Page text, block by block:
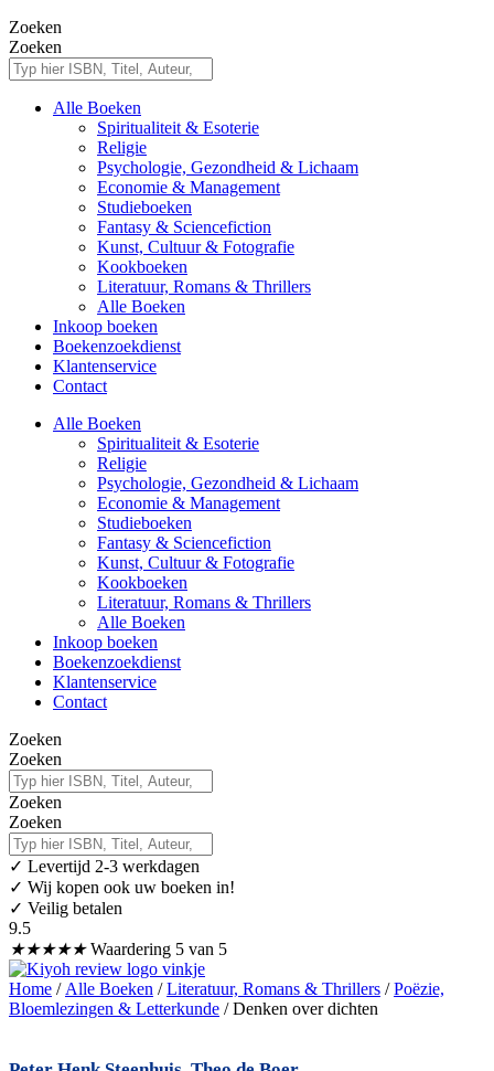
Zoeken
Zoeken
Alle Boeken
Spiritualiteit & Esoterie
Religie
Psychologie, Gezondheid & Lichaam
Economie & Management
Studieboeken
Fantasy & Sciencefiction
Kunst, Cultuur & Fotografie
Kookboeken
Literatuur, Romans & Thrillers
Alle Boeken
Inkoop boeken
Boekenzoekdienst
Klantenservice
Contact
Alle Boeken
Spiritualiteit & Esoterie
Religie
Psychologie, Gezondheid & Lichaam
Economie & Management
Studieboeken
Fantasy & Sciencefiction
Kunst, Cultuur & Fotografie
Kookboeken
Literatuur, Romans & Thrillers
Alle Boeken
Inkoop boeken
Boekenzoekdienst
Klantenservice
Contact
Zoeken
Zoeken
Zoeken
Zoeken
✓ Levertijd 2-3 werkdagen
✓ Wij kopen ook uw boeken in!
✓ Veilig betalen
9.5
★★★★★ Waardering 5 van 5
Home / Alle Boeken /Literatuur, Romans & Thrillers /Poëzie,
Bloemlezingen & Letterkunde / Denken over dichten